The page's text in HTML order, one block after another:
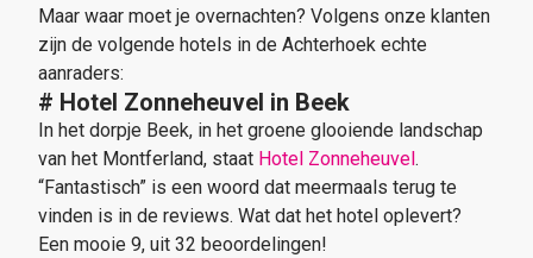
Maar waar moet je overnachten? Volgens onze klanten
zijn de volgende hotels in de Achterhoek echte
aanraders:
# Hotel Zonneheuvel in Beek
In het dorpje Beek, in het groene glooiende landschap
van het Montferland, staat Hotel Zonneheuvel.
“Fantastisch” is een woord dat meermaals terug te
vinden is in de reviews. Wat dat het hotel oplevert?
Een mooie 9, uit 32 beoordelingen!